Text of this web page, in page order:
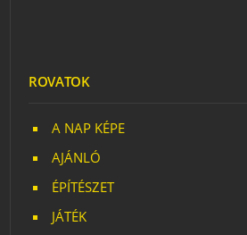
ROVATOK
A NAP KÉPE
AJÁNLÓ
ÉPÍTÉSZET
JÁTÉK